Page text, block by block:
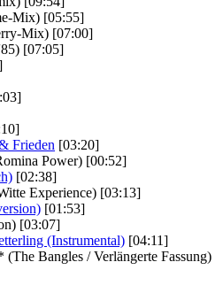
Mix) [05:55]
Mix) [07:00]
[07:05]
Frieden [03:20]
Power) [00:52]
[02:38]
Experience) [03:13]
[01:53]
[03:07]
(Instrumental) [04:11]
(The Bangles / Verlängerte Fassung)